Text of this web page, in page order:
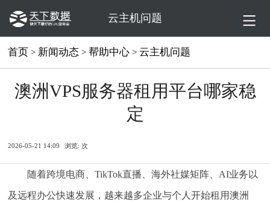
云主机问题
首页 > 新闻动态 >帮助中心 > 云主机问题
澳洲VPS服务器租用平台哪家稳
定
2026-05-21 14:09 浏览: 次
随着跨境电商、TikTok直播、海外社媒矩阵、AI业务以
及远程办公快速发展，越来越多企业与个人开始租用澳洲